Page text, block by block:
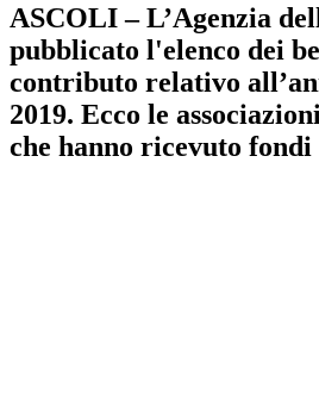
ASCOLI – L’Agenzia
pubblicato l'elenco dei
contributo relativo
2019. Ecco le
che hanno ricevuto fondi